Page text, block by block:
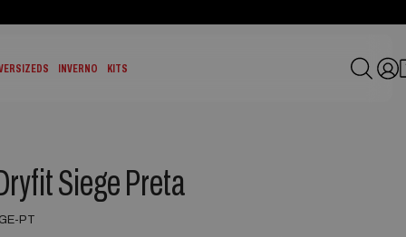
INVERNO KITS
Siege Preta
PT